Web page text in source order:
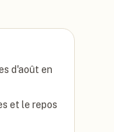
d'août en
et le repos